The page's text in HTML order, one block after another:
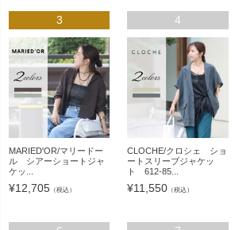
3
MARIED'OR/マリードー
ル シアーショートジャ
ケッ...
¥12,705 （税込）
4
CLOCHE/クロシェ ショ
ートスリーブジャケッ
ト 612-85...
¥11,550 （税込）